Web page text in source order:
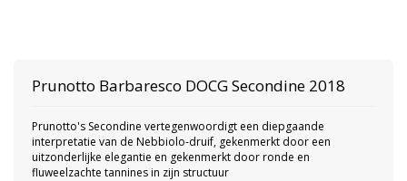
Prunotto Barbaresco DOCG Secondine 2018
Prunotto's Secondine vertegenwoordigt een diepgaande
interpretatie van de Nebbiolo-druif, gekenmerkt door een
uitzonderlijke elegantie en gekenmerkt door ronde en
fluweelzachte tannines in zijn structuur